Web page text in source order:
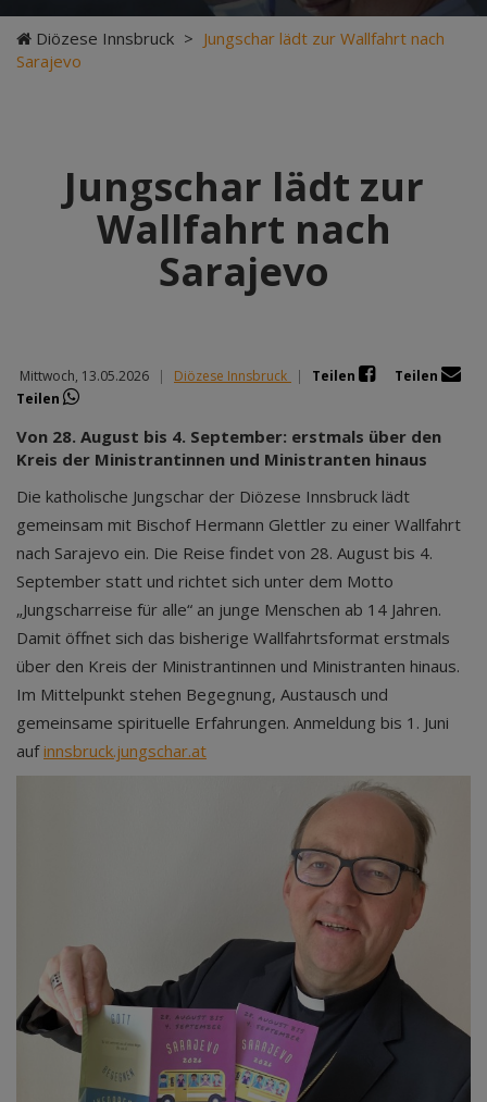
Diözese Innsbruck > Jungschar lädt zur Wallfahrt nach
Sarajevo
Jungschar lädt zur
Wallfahrt nach
Sarajevo
Mittwoch, 13.05.2026 | Diözese Innsbruck | Teilen
Teilen
Teilen
Von 28. August bis 4. September: erstmals über den
Kreis der Ministrantinnen und Ministranten hinaus
Die katholische Jungschar der Diözese Innsbruck lädt
gemeinsam mit Bischof Hermann Glettler zu einer Wallfahrt
nach Sarajevo ein. Die Reise findet von 28. August bis 4.
September statt und richtet sich unter dem Motto
„Jungscharreise für alle“ an junge Menschen ab 14 Jahren.
Damit öffnet sich das bisherige Wallfahrtsformat erstmals
über den Kreis der Ministrantinnen und Ministranten hinaus.
Im Mittelpunkt stehen Begegnung, Austausch und
gemeinsame spirituelle Erfahrungen. Anmeldung bis 1. Juni
aufinnsbruck.jungschar.at